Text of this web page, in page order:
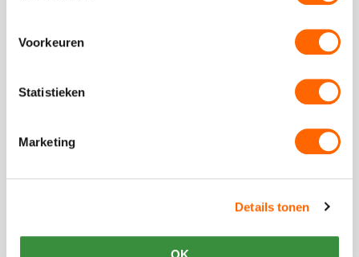
Voorkeuren
Statistieken
Marketing
Details tonen
vanaf €14,50 p.p. excl BTW
Bekijk
Walking